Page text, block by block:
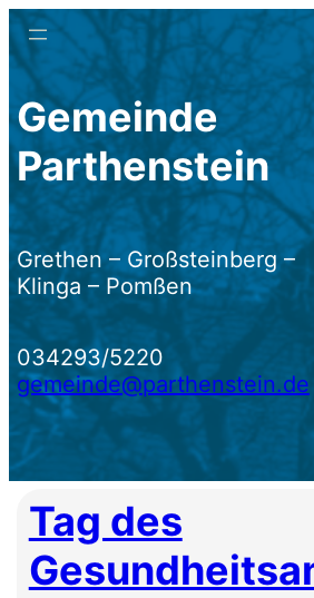
Zum
Inhalt
springen
Gemeinde
Parthenstein
Grethen – Großsteinberg –
Klinga – Pomßen
034293/5220
gemeinde@parthenstein.de
Tag des